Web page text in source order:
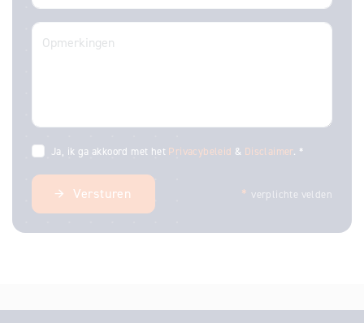
Ja, ik ga akkoord met het Privacybeleid & Disclaimer. *
Versturen * verplichte velden